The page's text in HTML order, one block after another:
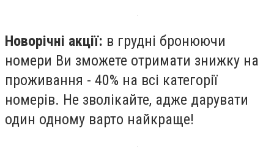
Новорічні акції: в грудні бронюючи
номери Ви зможете отримати знижку на
проживання - 40% на всі категорії
номерів. Не зволікайте, адже дарувати
один одному варто найкраще!